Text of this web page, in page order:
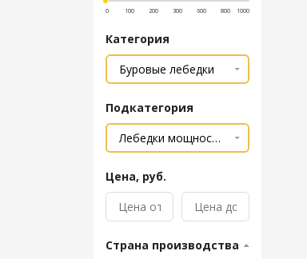
0 100 200 300 600 800 1000
Категория
Подкатегория
Цена, руб.
Страна производства